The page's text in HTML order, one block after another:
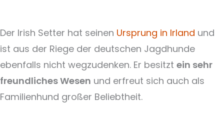
Der Irish Setter hat seinen Ursprung in Irland und
ist aus der Riege der deutschen Jagdhunde
ebenfalls nicht wegzudenken. Er besitzt ein sehr
freundliches Wesen und erfreut sich auch als
Familienhund großer Beliebtheit.